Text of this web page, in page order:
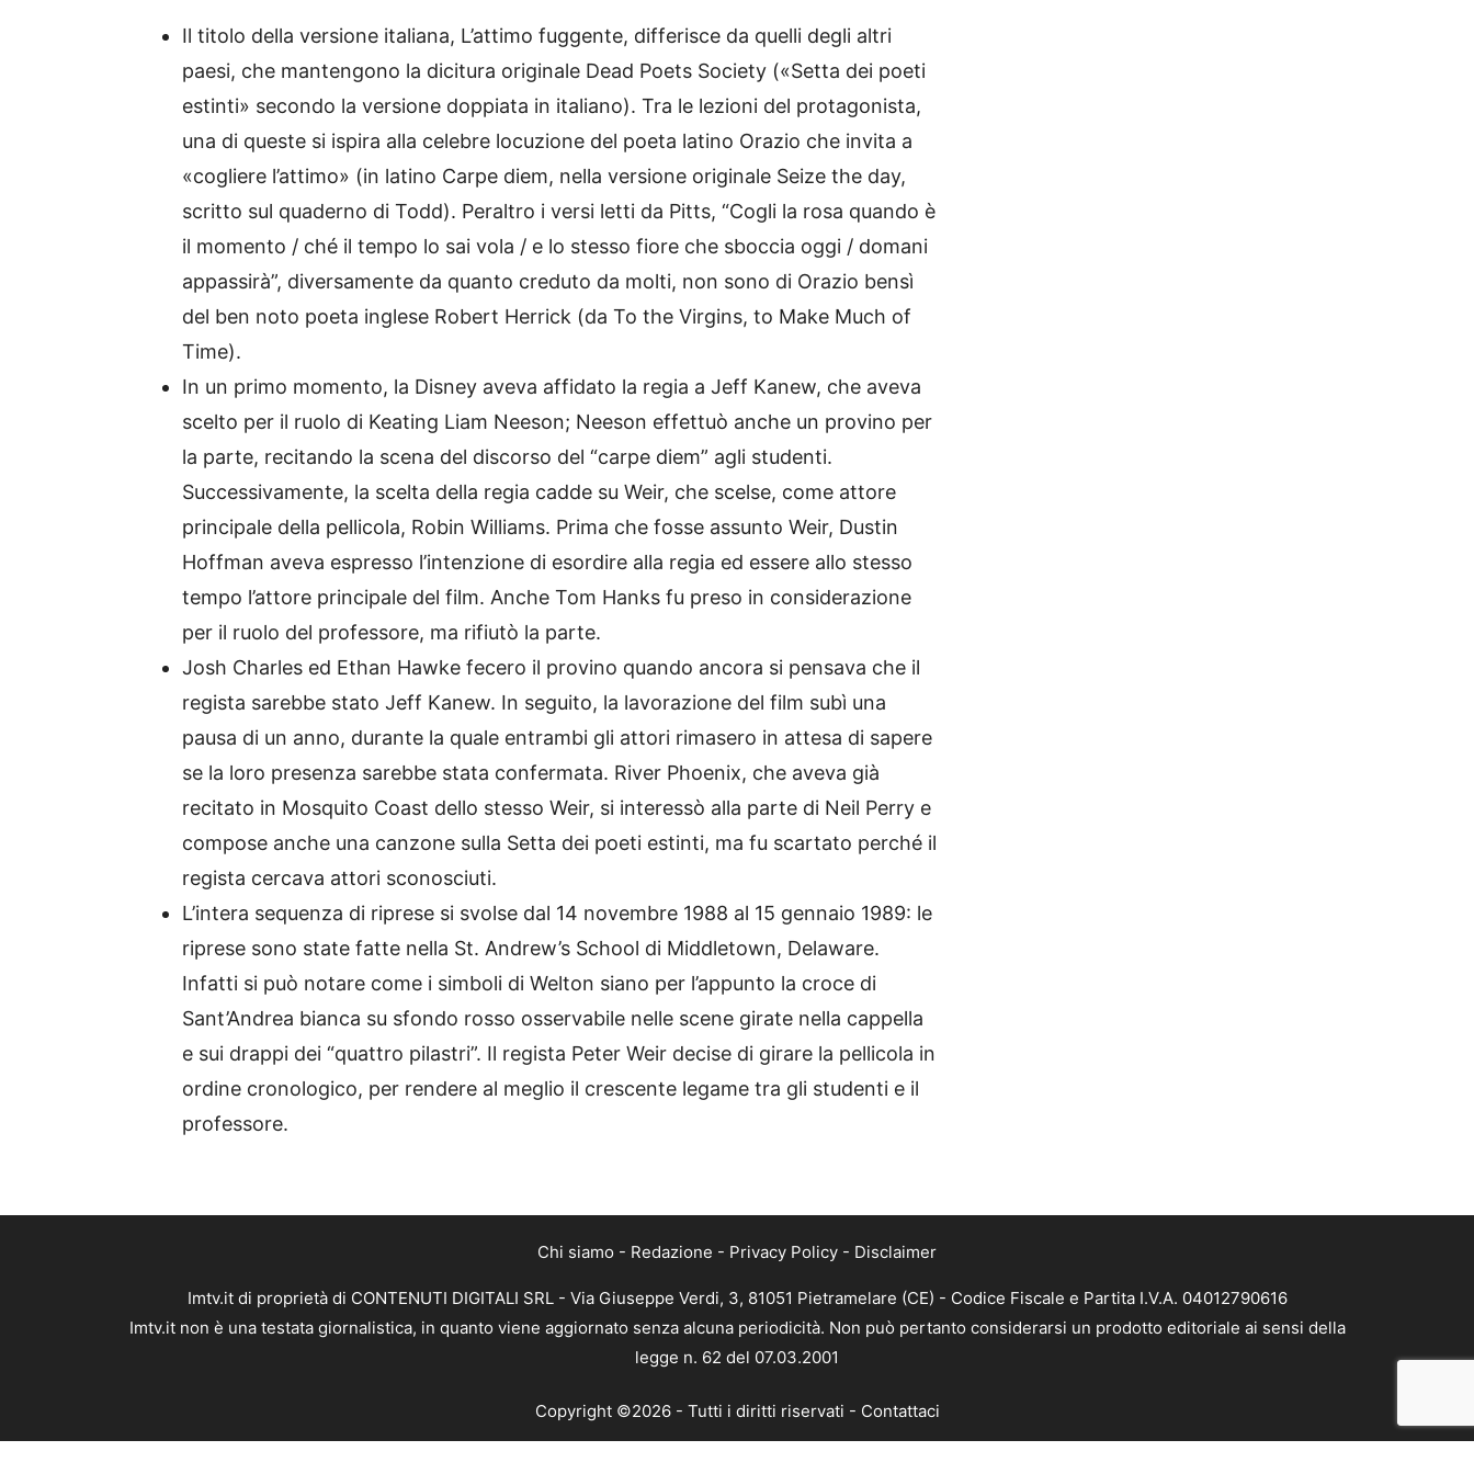
Il titolo della versione italiana, L’attimo fuggente, differisce da quelli degli altri
paesi, che mantengono la dicitura originale Dead Poets Society («Setta dei poeti
estinti» secondo la versione doppiata in italiano). Tra le lezioni del protagonista,
una di queste si ispira alla celebre locuzione del poeta latino Orazio che invita a
«cogliere l’attimo» (in latino Carpe diem, nella versione originale Seize the day,
scritto sul quaderno di Todd). Peraltro i versi letti da Pitts, “Cogli la rosa quando è
il momento / ché il tempo lo sai vola / e lo stesso fiore che sboccia oggi / domani
appassirà”, diversamente da quanto creduto da molti, non sono di Orazio bensì
del ben noto poeta inglese Robert Herrick (da To the Virgins, to Make Much of
Time).
In un primo momento, la Disney aveva affidato la regia a Jeff Kanew, che aveva
scelto per il ruolo di Keating Liam Neeson; Neeson effettuò anche un provino per
la parte, recitando la scena del discorso del “carpe diem” agli studenti.
Successivamente, la scelta della regia cadde su Weir, che scelse, come attore
principale della pellicola, Robin Williams. Prima che fosse assunto Weir, Dustin
Hoffman aveva espresso l’intenzione di esordire alla regia ed essere allo stesso
tempo l’attore principale del film. Anche Tom Hanks fu preso in considerazione
per il ruolo del professore, ma rifiutò la parte.
Josh Charles ed Ethan Hawke fecero il provino quando ancora si pensava che il
regista sarebbe stato Jeff Kanew. In seguito, la lavorazione del film subì una
pausa di un anno, durante la quale entrambi gli attori rimasero in attesa di sapere
se la loro presenza sarebbe stata confermata. River Phoenix, che aveva già
recitato in Mosquito Coast dello stesso Weir, si interessò alla parte di Neil Perry e
compose anche una canzone sulla Setta dei poeti estinti, ma fu scartato perché il
regista cercava attori sconosciuti.
L’intera sequenza di riprese si svolse dal 14 novembre 1988 al 15 gennaio 1989: le
riprese sono state fatte nella St. Andrew’s School di Middletown, Delaware.
Infatti si può notare come i simboli di Welton siano per l’appunto la croce di
Sant’Andrea bianca su sfondo rosso osservabile nelle scene girate nella cappella
e sui drappi dei “quattro pilastri”. Il regista Peter Weir decise di girare la pellicola in
ordine cronologico, per rendere al meglio il crescente legame tra gli studenti e il
professore.
Chi siamo - Redazione - Privacy Policy - Disclaimer
Imtv.it di proprietà di CONTENUTI DIGITALI SRL - Via Giuseppe Verdi, 3, 81051 Pietramelare (CE) - Codice Fiscale e Partita I.V.A. 04012790616
Imtv.it non è una testata giornalistica, in quanto viene aggiornato senza alcuna periodicità. Non può pertanto considerarsi un prodotto editoriale ai sensi della
legge n. 62 del 07.03.2001
Copyright ©2026 - Tutti i diritti riservati - Contattaci